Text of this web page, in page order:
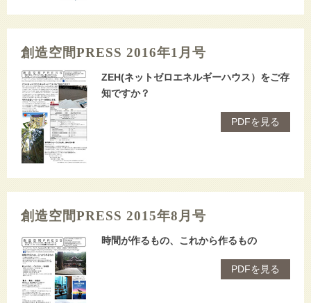
創造空間PRESS 2016年1月号
ZEH(ネットゼロエネルギーハウス）をご存
知ですか？
PDFを見る
創造空間PRESS 2015年8月号
時間が作るもの、これから作るもの
PDFを見る